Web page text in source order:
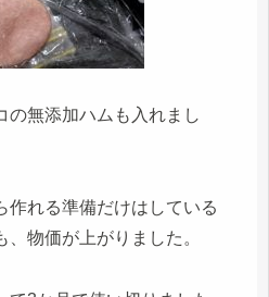
の無添加ハムも入れまし
作れる準備だけはしている
物価が上がりました。